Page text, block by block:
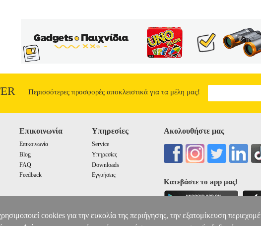
Περισσότερες προσφορές αποκλειστικά για τα μέλη μας!
Επικοινωνία
Επικοινωνία
Blog
FAQ
Feedback
Υπηρεσίες
Service
Υπηρεσίες
Downloads
Εγγυήσεις
Ακολουθήστε μας
Κατεβάστε το app μας!
cookies για την ευκολία της περιήγησης, την εξατομίκευση